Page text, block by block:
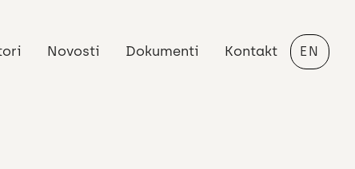
Novosti Dokumenti Kontakt EN